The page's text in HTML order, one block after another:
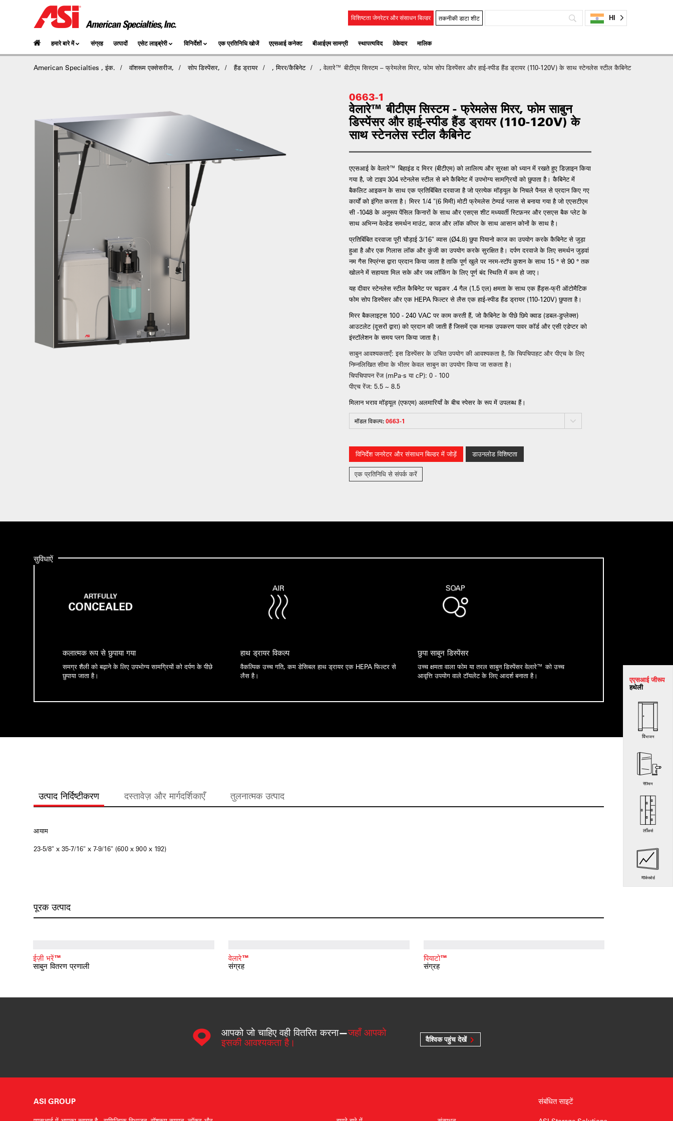
विशिष्टता जेनरेटर और संसाधन बिल्डर तकनीकी डाटा शीट HI
हमारे बारे में संग्रह उत्पादों एसेट लाइब्रेरी विनिर्देशों एक प्रतिनिधि खोजें एएसआई कनेक्ट बीआईएम सामग्री स्‍थापत्‍यविद ठेकेदार मालिक
American Specialties , इंक. वॉशरूम एक्सेसरीज, सोप डिस्पेंसर, हैंड ड्रायर , मिरर/कैबिनेट , वेलारे™ बीटीएम सिस्टम – फ्रेमलेस मिरर, फोम सोप डिस्पेंसर और हाई-स्पीड हैंड ड्रायर (110-120V) के साथ स्टेनलेस स्टील कैबिनेट
0663-1
वेलारे™ बीटीएम सिस्टम - फ्रेमलेस मिरर, फोम साबुन
डिस्पेंसर और हाई-स्पीड हैंड ड्रायर (110-120V) के
साथ स्टेनलेस स्टील कैबिनेट
एएसआई के वेलारे™ बिहाइंड द मिरर (बीटीएम) को लालित्य और सुरक्षा को ध्यान में रखते हुए डिज़ाइन किया
गया है, जो टाइप 304 स्टेनलेस स्टील से बने कैबिनेट में उपभोग्य सामग्रियों को छुपाता है। कैबिनेट में
बैकलिट आइकन के साथ एक प्रतिबिंबित दरवाजा है जो प्रत्येक मॉड्यूल के निचले पैनल से प्रदान किए गए
कार्यों को इंगित करता है। मिरर 1/4 "(6 मिमी) मोटी फ्रेमलेस टेम्पर्ड ग्लास से बनाया गया है जो एएसटीएम
सी -1048 के अनुरूप पेंसिल किनारों के साथ और एसएस शीट मध्यवर्ती स्टिफ़नर और एसएस बैक प्लेट के
साथ अभिन्न वेल्डेड समर्थन माउंट, काज और लॉक कीपर के साथ आसान कोनों के साथ है।
प्रतिबिंबित दरवाजा पूरी चौड़ाई 3/16" व्यास (Ø4.8) छुपा पियानो काज का उपयोग करके कैबिनेट से जुड़ा
हुआ है और एक गिलास लॉक और कुंजी का उपयोग करके सुरक्षित है। दर्पण दरवाजे के लिए समर्थन जुड़वां
नम गैस स्प्रिंग्स द्वारा प्रदान किया जाता है ताकि पूर्ण खुले पर नरम-स्टॉप कुशन के साथ 15 ° से 90 ° तक
खोलने में सहायता मिल सके और जब लॉकिंग के लिए पूर्ण बंद स्थिति में कम हो जाए।
यह दीवार स्टेनलेस स्टील कैबिनेट पर चढ़कर .4 गैल (1.5 एल) क्षमता के साथ एक हैंड्स-फ्री ऑटोमैटिक
फोम सोप डिस्पेंसर और एक HEPA फिल्टर से लैस एक हाई-स्पीड हैंड ड्रायर (110-120V) छुपाता है।
मिरर बैकलाइट्स 100 - 240 VAC पर काम करती हैं, जो कैबिनेट के पीछे छिपे क्वाड (डबल-डुप्लेक्स)
आउटलेट (दूसरों द्वारा) को प्रदान की जाती हैं जिसमें एक मानक उपकरण पावर कॉर्ड और एसी एडेप्टर को
इंस्टॉलेशन के समय प्लग किया जाता है।
साबुन आवश्यकताएँ: इस डिस्पेंसर के उचित उपयोग की आवश्यकता है, कि चिपचिपाहट और पीएच के लिए
निम्नलिखित सीमा के भीतर केवल साबुन का उपयोग किया जा सकता है।
चिपचिपापन रेंज (mPa·s या cP): 0 - 100
पीएच रेंज: 5.5 ~ 8.5
मिलान भराव मॉड्यूल (एफएम) अलमारियाँ के बीच स्पेसर के रूप में उपलब्ध हैं।
मॉडल विकल्प:0663-1
विनिर्देश जनरेटर और संसाधन बिल्डर में जोड़ें डाउनलोड विशिष्टता
एक प्रतिनिधि से संपर्क करें
सुविधाऐं
कलात्मक रूप से छुपाया गया
समग्र शैली को बढ़ाने के लिए उपभोग्य सामग्रियों को दर्पण के पीछे
छुपाया जाता है।
हाथ ड्रायर विकल्प
वैकल्पिक उच्च गति, कम डेसिबल हाथ ड्रायर एक HEPA फिल्टर से
लैस है।
छुपा साबुन डिस्पेंसर
उच्च क्षमता वाला फोम या तरल साबुन डिस्पेंसर वेलारे™ को उच्च
आवृत्ति उपयोग वाले टॉयलेट के लिए आदर्श बनाता है।
उत्पाद निर्दिष्टीकरण दस्तावेज़ और मार्गदर्शिकाएँ तुलनात्मक उत्पाद
आयाम
23-5/8" x 35-7/16" x 7-9/16" (600 x 900 x 192)
पूरक उत्पाद
ईज़ी भरें™
साबुन वितरण प्रणाली
वेलारे™
संग्रह
पियाटो™
संग्रह
आपको जो चाहिए वही वितरित करना—जहाँ आपको
इसकी आवश्यकता है।
वैश्विक पहुंच देखें
एएसआई जीरूप
हथेली
विभाजन
सामान
लॉकर्स
मार्करबोर्ड
ASI GROUP संबंधित साइटें